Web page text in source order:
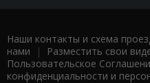
Наши контакты и схема
нами | Разместить свои
Пользовательское
конфиденциальности и